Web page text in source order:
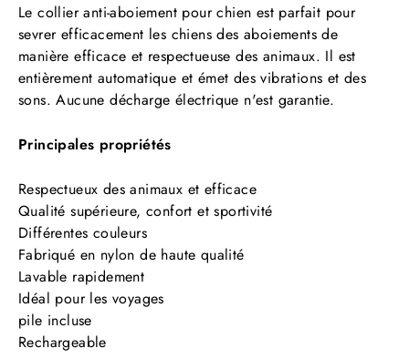
Le collier anti-aboiement pour chien est parfait pour
sevrer efficacement les chiens des aboiements de
manière efficace et respectueuse des animaux. Il est
entièrement automatique et émet des vibrations et des
sons. Aucune décharge électrique n'est garantie.
Principales propriétés
Respectueux des animaux et efficace
Qualité supérieure, confort et sportivité
Différentes couleurs
Fabriqué en nylon de haute qualité
Lavable rapidement
Idéal pour les voyages
pile incluse
Rechargeable